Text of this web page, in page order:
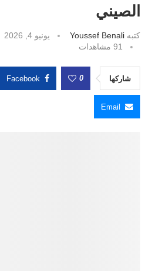
الصيني
كتبه Youssef Benali يونيو 4, 2026
91 مشاهدات
شاركها 0
Facebook
Email